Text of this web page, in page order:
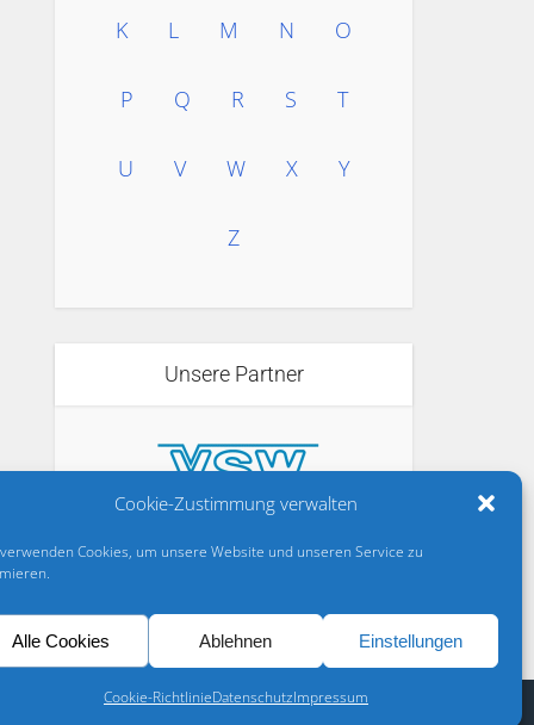
Cookie-Zustimmung verwalten
Cookies, um unsere Website und unseren Service zu
Alle Cookies Ablehnen Einstellungen
Cookie-RichtlinieDatenschutzImpressum
K L M N O
P Q R S T
U V W X Y
Z
Unsere Partner
Datenschutz Cookie-Richtlinie (EU) Barrierefreiheit